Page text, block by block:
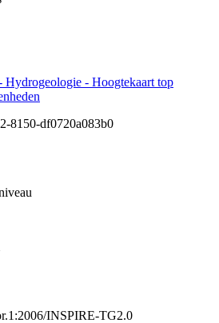
Hydrogeologie - Hoogtekaart top
8150-df0720a083b0
INSPIRE-TG2.0